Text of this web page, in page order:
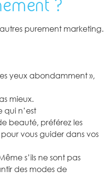
?
purement marketing.
yeux abondamment »,
mieux.
n’est
beauté, préférez les
vous guider dans vos
s’ils ne sont pas
des modes de